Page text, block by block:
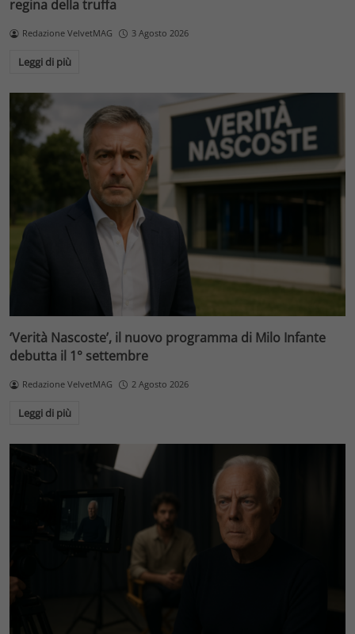
regina della truffa
Redazione VelvetMAG 3 Agosto 2026
Leggi di più
‘Verità Nascoste’, il nuovo programma di Milo Infante
debutta il 1° settembre
Redazione VelvetMAG 2 Agosto 2026
Leggi di più